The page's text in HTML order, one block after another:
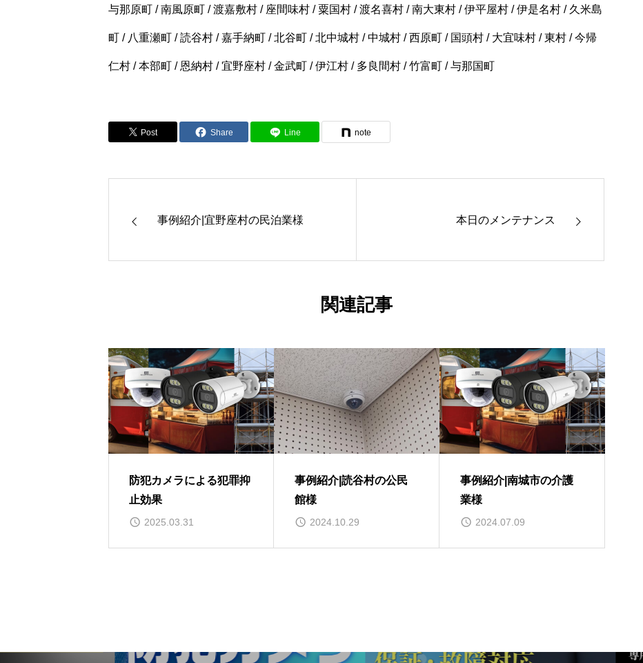
与那原町 / 南風原町 / 渡嘉敷村 / 座間味村 / 粟国村 / 渡名喜村 / 南大東村 / 伊平屋村 / 伊是名村 / 久米島
町 / 八重瀬町 / 読谷村 / 嘉手納町 / 北谷町 / 北中城村 / 中城村 / 西原町 / 国頭村 / 大宜味村 / 東村 / 今帰
仁村 / 本部町 / 恩納村 / 宜野座村 / 金武町 / 伊江村 / 多良間村 / 竹富町 / 与那国町
Post Share Line note
事例紹介|宜野座村の民泊業様 本日のメンテナンス
関連記事
防犯カメラによる犯罪抑
止効果
2025.03.31
事例紹介|読谷村の公民
館様
2024.10.29
事例紹介|南城市の介護
業様
2024.07.09